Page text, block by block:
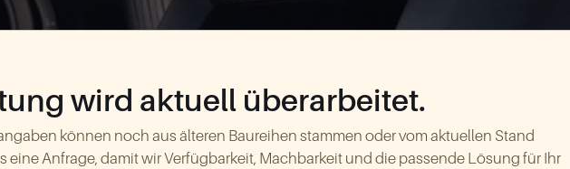
wird aktuell überarbeitet.
können noch aus älteren Baureihen stammen oder vom aktuellen Stand
eine Anfrage, damit wir Verfügbarkeit, Machbarkeit und die passende Lösung für Ihr